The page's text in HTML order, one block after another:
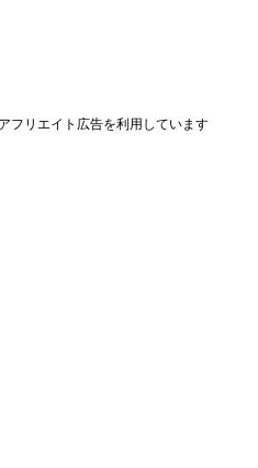
フリエイト広告を利用しています